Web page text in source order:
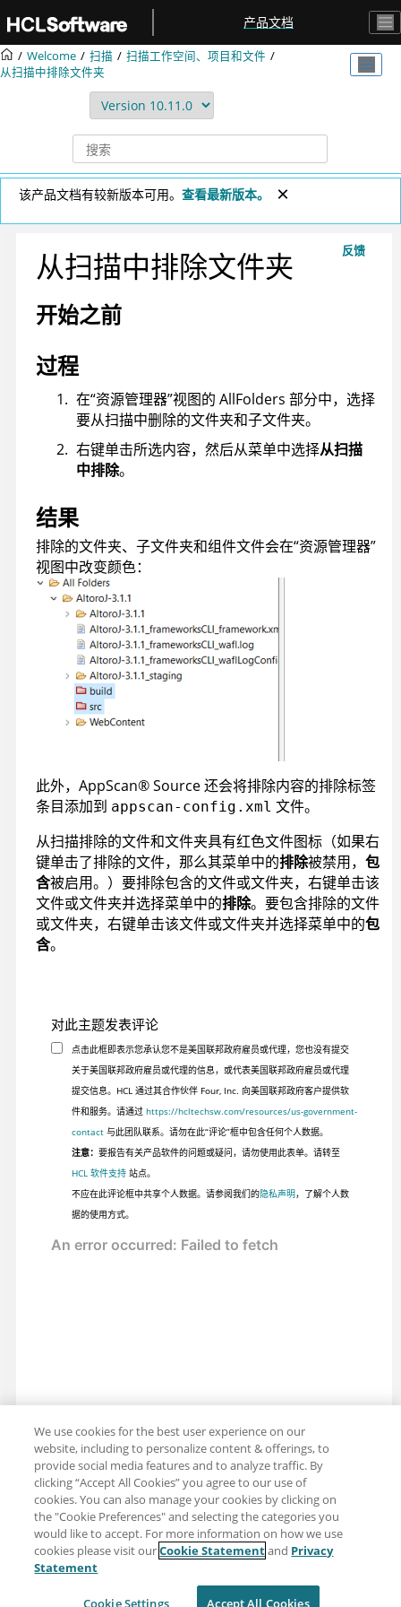
产品文档
Welcome 扫描
扫描工作空间、项目和文件
从扫描中排除文件夹
该产品文档有较新版本可用。 查看最新版本。
反馈
从扫描中排除文件夹
开始之前
过程
在“资源管理器”视图的 AllFolders 部分中，选择
要从扫描中删除的文件夹和子文件夹。
右键单击所选内容，然后从菜单中选择从扫描
中排除。
结果
排除的文件夹、子文件夹和组件文件会在“资源管理器”
视图中改变颜色：
此外， AppScan®Source还会将排除内容的排除标签
条目添加到 appscan-config.xml 文件。
从扫描排除的文件和文件夹具有红色文件图标（如果右
键单击了排除的文件，那么其菜单中的排除被禁用， 包
含被启用。）要排除包含的文件或文件夹，右键单击该
文件或文件夹并选择菜单中的排除。要包含排除的文件
或文件夹，右键单击该文件或文件夹并选择菜单中的包
含。
对此主题发表评论
点击此框即表示您承认您不是美国联邦政府雇员或代理，您也没有提交
关于美国联邦政府雇员或代理的信息，或代表美国联邦政府雇员或代理
提交信息。HCL 通过其合作伙伴 Four, Inc. 向美国联邦政府客户提供软
件和服务。请通过 https://hcltechsw.com/resources/us-government-
contact与此团队联系。请勿在此“评论”框中包含任何个人数据。
注意： 要报告有关产品软件的问题或疑问，请勿使用此表单。请转至
HCL 软件支持站点。
不应在此评论框中共享个人数据。请参阅我们的隐私声明，了解个人数
据的使用方式。
分享：电子邮件
推特
使用条款
We use cookies for the best user experience on our
website, including to personalize content & offerings, to
provide social media features and to analyze traffic. By
clicking “Accept All Cookies” you agree to our use of
cookies. You can also manage your cookies by clicking on
the "Cookie Preferences" and selecting the categories you
would like to accept. For more information on how we use
cookies please visit ourCookie Statementand Privacy
Statement
Cookie Settings Accept All Cookies